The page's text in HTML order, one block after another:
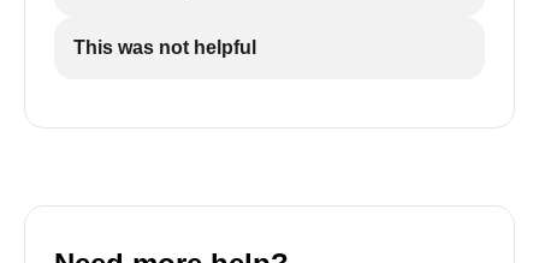
This was not helpful